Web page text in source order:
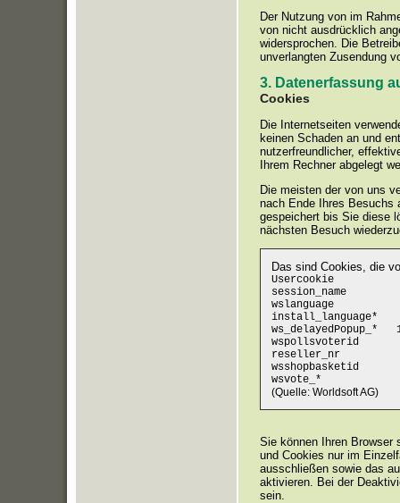
Der Nutzung von im
von nicht ausdrücklich
widersprochen. Die
unverlangten Zusendung
3. Datenerfassung
Cookies
Die Internetseiten
keinen Schaden an und
nutzerfreundlicher,
Ihrem Rechner abgelegt
Die meisten der von uns
nach Ende Ihres Besuchs
gespeichert bis Sie diese
nächsten Besuch
Das sind Cookies, die
Usercookie 365
session_name
wslanguage 15
install_language*
ws_delayedPopup_*
wspollsvoterid 30
reseller_nr 90
wsshopbasketid
wsvote_* 15
(Quelle: Worldsoft AG)
Sie können Ihren Browser
und Cookies nur im
ausschließen sowie das
aktivieren. Bei der
sein.